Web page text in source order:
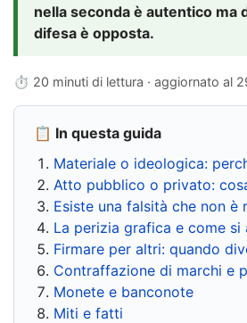
nella seconda è autentico ma
difesa è opposta.
⏱ 20 minuti di lettura · aggiornato al
📋 In questa guida
Materiale o ideologica:
Atto pubblico o privato:
Esiste una falsità che non è
La perizia grafica e come si
Firmare per altri: quando
Contraffazione di marchi e
Monete e banconote
Miti e fatti